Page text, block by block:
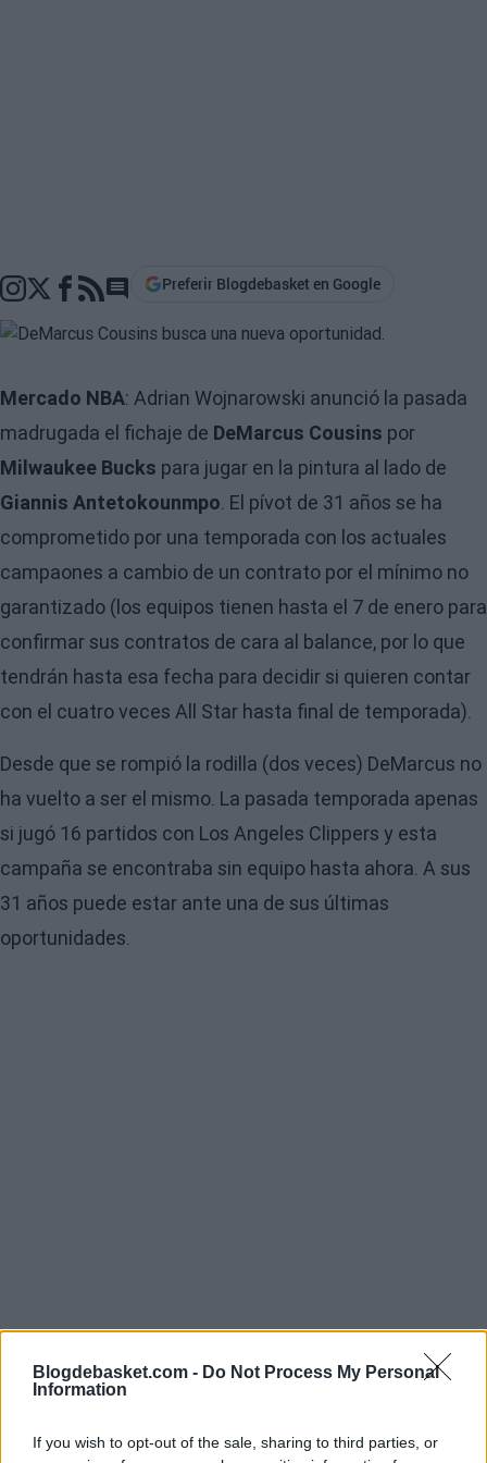
Blogdebasket.com - Do Not Process My Personal
Information
If you wish to opt-out of the sale, sharing to third parties, or
Go to comments section
Preferir Blogdebasket en Google
Mercado NBA: Adrian Wojnarowski anunció la pasada
madrugada el fichaje de DeMarcus Cousins por
Milwaukee Bucks para jugar en la pintura al lado de
Giannis Antetokounmpo . El pívot de 31 años se ha
comprometido por una temporada con los actuales
campaones a cambio de un contrato por el mínimo no
garantizado (los equipos tienen hasta el 7 de enero para
confirmar sus contratos de cara al balance, por lo que
tendrán hasta esa fecha para decidir si quieren contar
con el cuatro veces All Star hasta final de temporada).
Desde que se rompió la rodilla (dos veces) DeMarcus no
ha vuelto a ser el mismo. La pasada temporada apenas
si jugó 16 partidos con Los Angeles Clippers y esta
campaña se encontraba sin equipo hasta ahora. A sus
31 años puede estar ante una de sus últimas
oportunidades.
Bucks kept an open roster spot, needed size and will
deal. Cousins played well for Clippers in significant